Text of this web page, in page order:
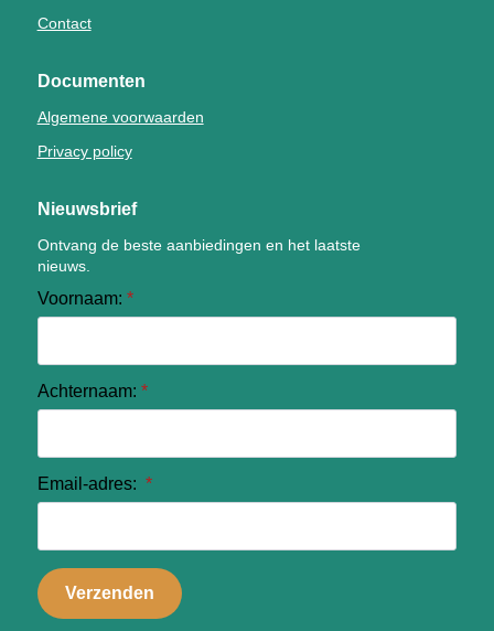
Contact
Documenten
Algemene voorwaarden
Privacy policy
Nieuwsbrief
Ontvang de beste aanbiedingen en het laatste
nieuws.
Voornaam: *
Achternaam: *
Email-adres: *
Verzenden